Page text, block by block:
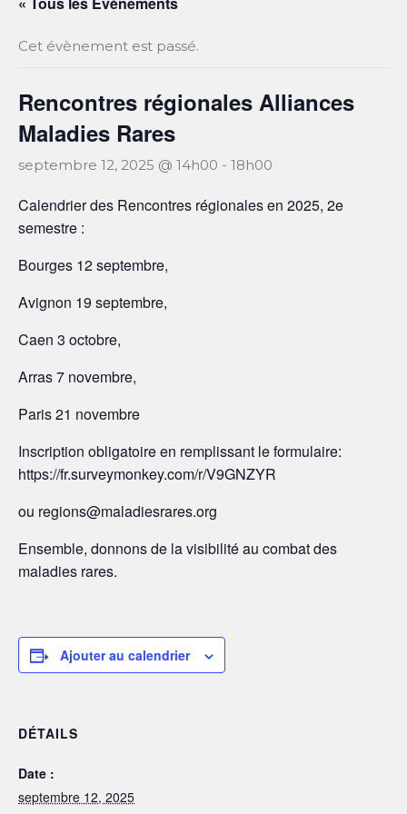
Cet évènement est passé.
Rencontres régionales Alliances
Maladies Rares
septembre 12, 2025 @ 14h00 - 18h00
Calendrier des Rencontres régionales en 2025, 2e
semestre :
Bourges 12 septembre,
Avignon 19 septembre,
Caen 3 octobre,
Arras 7 novembre,
Paris 21 novembre
Inscription obligatoire en remplissant le formulaire:
https://fr.surveymonkey.com/r/V9GNZYR
ou regions@maladiesrares.org
Ensemble, donnons de la visibilité au combat des
maladies rares.
Ajouter au calendrier
DÉTAILS
Date :
septembre 12, 2025